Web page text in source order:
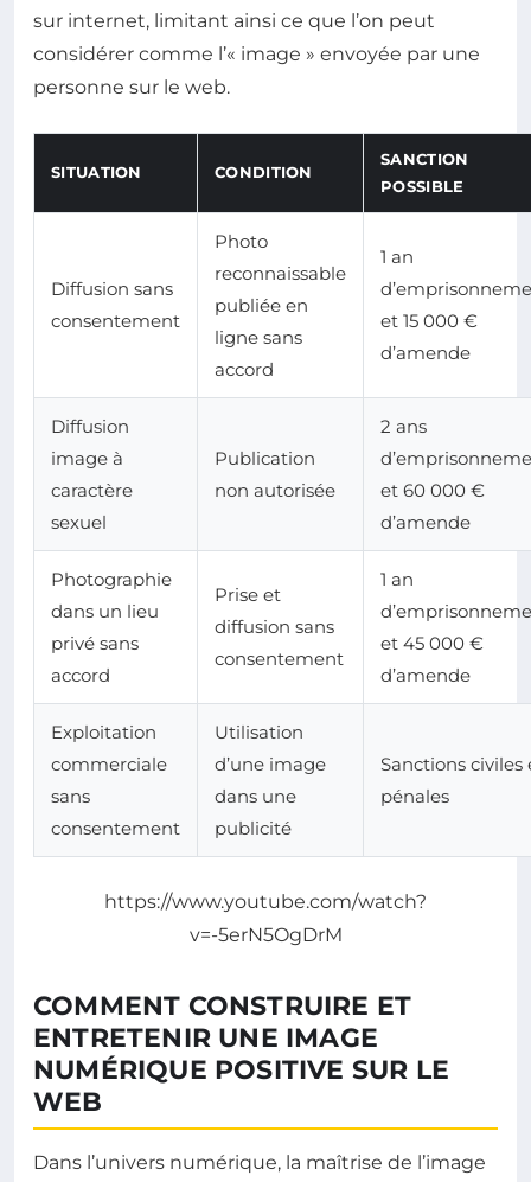
sur internet, limitant ainsi ce que l’on peut
considérer comme l’« image » envoyée par une
personne sur le web.
SITUATION CONDITION
SANCTION
POSSIBLE
Diffusion sans
consentement
Photo
reconnaissable
publiée en
ligne sans
accord
1 an
et 15 000 €
d’amende
Diffusion
image à
caractère
sexuel
Publication
non autorisée
2 ans
et 60 000 €
d’amende
Photographie
dans un lieu
privé sans
accord
Prise et
diffusion sans
consentement
1 an
et 45 000 €
d’amende
Exploitation
commerciale
sans
consentement
Utilisation
d’une image
dans une
publicité
Sanctions civiles
pénales
https://www.youtube.com/watch?
v=-5erN5OgDrM
COMMENT CONSTRUIRE ET
ENTRETENIR UNE IMAGE
NUMÉRIQUE POSITIVE SUR LE
WEB
Dans l’univers numérique, la maîtrise de l’image